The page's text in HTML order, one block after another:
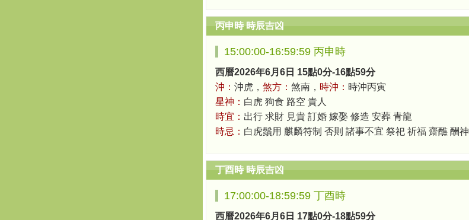
丙申時 時辰吉凶
15:00:00-16:59:59 丙申時
西曆2026年6月6日 15點0分-16點59分
沖： 沖虎， 煞方： 煞南， 時沖： 時沖丙寅
星神： 白虎 狗食 路空 貴人
時宜： 出行 求財 見貴 訂婚 嫁娶 修造 安葬 青龍
時忌： 白虎鬚用 麒麟符制 否則 諸事不宜 祭祀 祈福 齋醮 酬神
丁酉時 時辰吉凶
17:00:00-18:59:59 丁酉時
西曆2026年6月6日 17點0分-18點59分